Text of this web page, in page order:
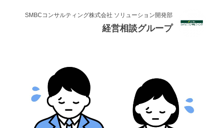
プライバシーポリシー
SMBCコンサルティング株式会社 ソリューション開発部
経営相談グループ